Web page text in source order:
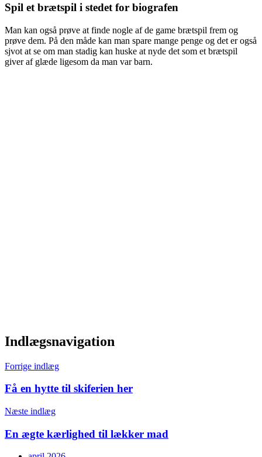
Spil et brætspil i stedet for biografen
Man kan også prøve at finde nogle af de game brætspil frem og
prøve dem. På den måde kan man spare mange penge og det er også
sjvot at se om man stadig kan huske at nyde det som et brætspil
giver af glæde ligesom da man var barn.
Indlægsnavigation
Forrige indlæg
Få en hytte til skiferien her
Næste indlæg
En ægte kærlighed til lækker mad